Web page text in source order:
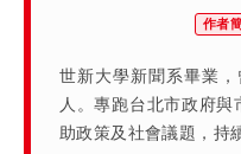
作者
世新大學新聞系畢業
人。專跑台北市政府
助政策及社會議題，持